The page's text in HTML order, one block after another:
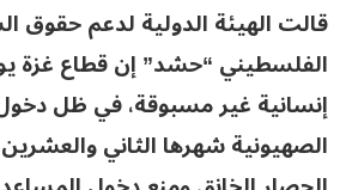
قالت الهيئة الدولية لدعم حقوق
الفلسطيني “حشد” إن قطاع غزة
إنسانية غير مسبوقة، في ظل
الصهيونية شهرها الثاني